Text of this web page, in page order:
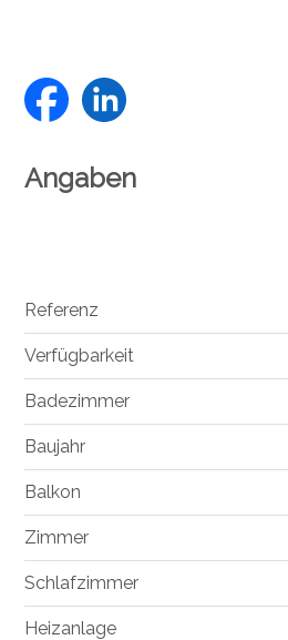
Angaben
Referenz
Verfügbarkeit
Badezimmer
Baujahr
Balkon
Zimmer
Schlafzimmer
Heizanlage